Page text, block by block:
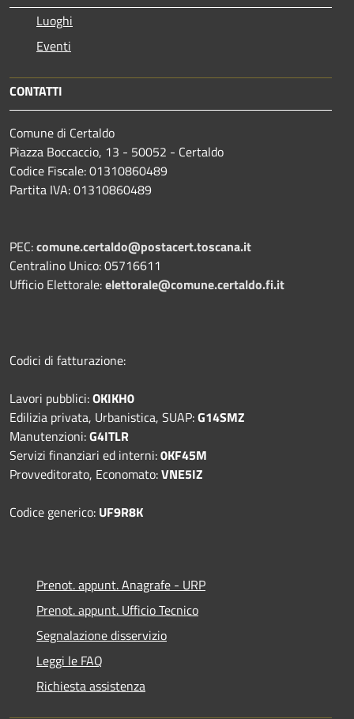
Luoghi
Eventi
CONTATTI
Comune di Certaldo
Piazza Boccaccio, 13 - 50052 - Certaldo
Codice Fiscale: 01310860489
Partita IVA: 01310860489
PEC:comune.certaldo@postacert.toscana.it
Centralino Unico: 05716611
Ufficio Elettorale:elettorale@comune.certaldo.fi.it
Codici di fatturazione:
Lavori pubblici:OKIKH0
Edilizia privata, Urbanistica, SUAP:G14SMZ
Manutenzioni:G4ITLR
Servizi finanziari ed interni:0KF45M
Provveditorato, Economato:VNE5IZ
Codice generico: UF9R8K
Prenot. appunt. Anagrafe - URP
Prenot. appunt. Ufficio Tecnico
Segnalazione disservizio
Leggi le FAQ
Richiesta assistenza